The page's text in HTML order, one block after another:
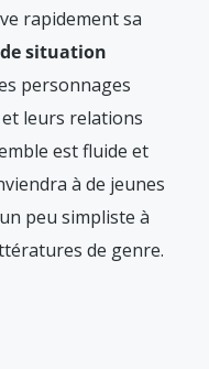
rapidement sa
situation
personnages
leurs relations
est fluide et
à de jeunes
peu simpliste à
de genre.